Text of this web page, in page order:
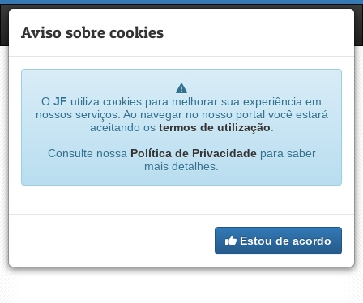
JF
Aviso sobre cookies
O JF utiliza cookies para melhorar sua experiência em
nossos serviços. Ao navegar no nosso portal você estará
aceitando os termos de utilização
Consulte nossa Política de Privacidadepara saber
mais detalhes.
Estou de acordo